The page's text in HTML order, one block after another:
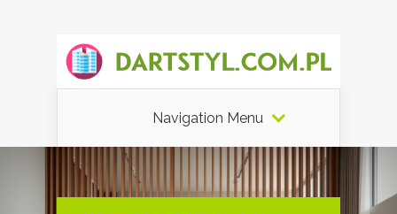
Navigation Menu